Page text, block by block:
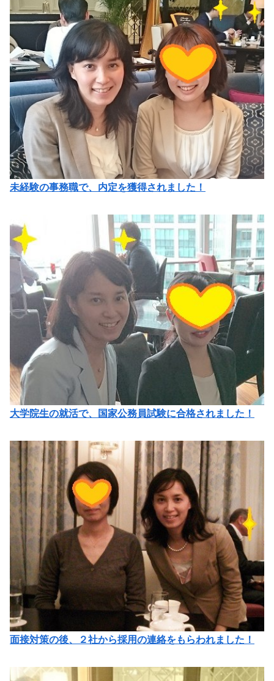
未経験の事務職で、内定を獲得されました！
大学院生の就活で、国家公務員試験に合格されました！
面接対策の後、２社から採用の連絡をもらわれました！